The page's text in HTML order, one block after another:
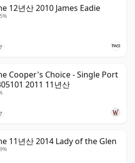
12년산 2010 James Eadie
Cooper's Choice - Single Port
2011 11년산
11년산 2014 Lady of the Glen